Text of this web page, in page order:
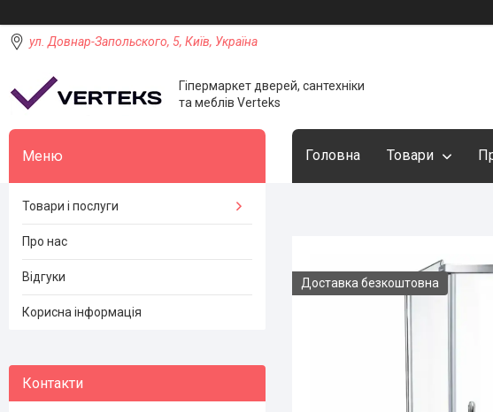
ул. Довнар-Запольского, 5, Київ, Україна
Гіпермаркет дверей, сантехніки
та меблів Verteks
Головна Товари
Доставка безкоштовна
Товари і послуги
Про нас
Відгуки
Корисна інформація